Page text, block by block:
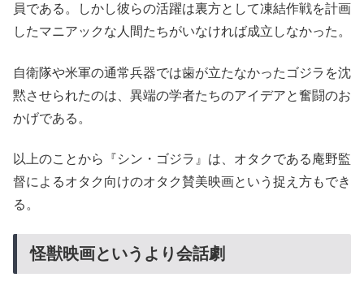
員である。しかし彼らの活躍は裏方として凍結作戦を計画
したマニアックな人間たちがいなければ成立しなかった。
自衛隊や米軍の通常兵器では歯が立たなかったゴジラを沈
黙させられたのは、異端の学者たちのアイデアと奮闘のお
かげである。
以上のことから『シン・ゴジラ』は、オタクである庵野監
督によるオタク向けのオタク賛美映画という捉え方もでき
る。
怪獣映画というより会話劇